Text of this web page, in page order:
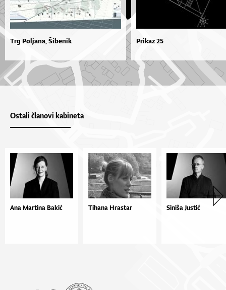
Trg Poljana, Šibenik Prikaz 25
Ostali članovi kabineta
Ana Martina Bakić Tihana Hrastar Siniša Justić